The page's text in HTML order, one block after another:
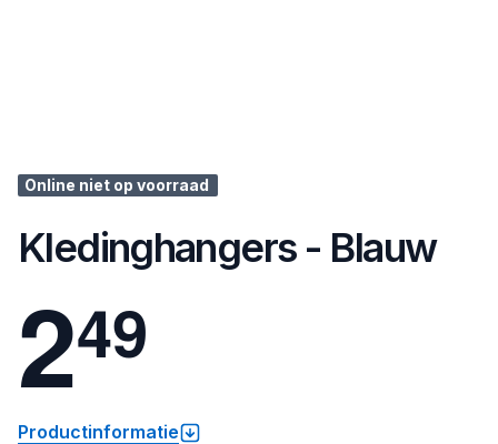
Online niet op voorraad
Kledinghangers - Blauw
249
Productinformatie